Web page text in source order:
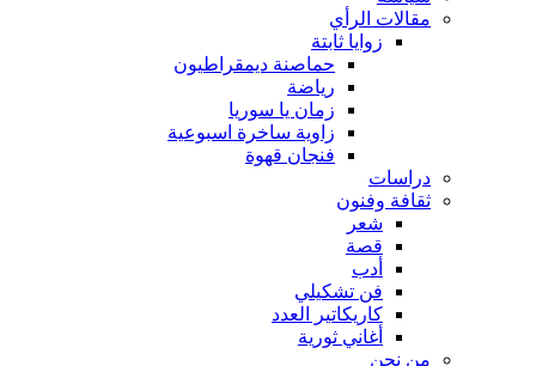
مقالات الرأي
زوايا ثابتة
حماصنة ديمقراطيون
رياضة
زمان يا سوريا
زاوية ساخرة اسبوعية
فنجان قهوة
دراسات
ثقافة وفنون
شعر
قصة
أدب
فن تشكيلي
كاريكاتير العدد
أغاني ثورية
من نحن